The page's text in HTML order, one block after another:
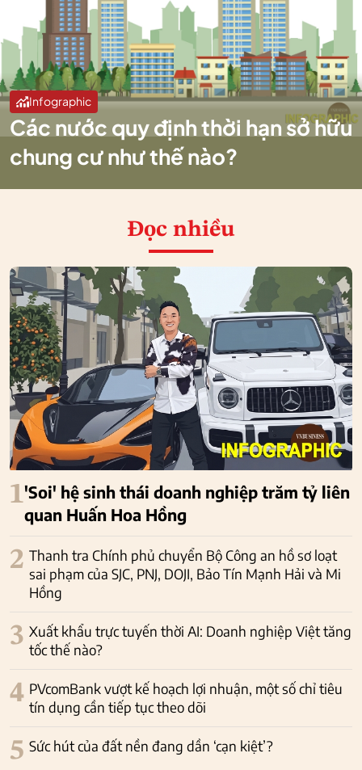
Infographic
Các nước quy định thời hạn sở hữu
chung cư như thế nào?
Đọc nhiều
1'Soi' hệ sinh thái doanh nghiệp trăm tỷ liên
quan Huấn Hoa Hồng
2 Thanh tra Chính phủ chuyển Bộ Công an hồ sơ loạt
sai phạm của SJC, PNJ, DOJI, Bảo Tín Mạnh Hải và Mi
Hồng
3 Xuất khẩu trực tuyến thời AI: Doanh nghiệp Việt tăng
tốc thế nào?
4 PVcomBank vượt kế hoạch lợi nhuận, một số chỉ tiêu
tín dụng cần tiếp tục theo dõi
5 Sức hút của đất nền đang dần ‘cạn kiệt’?